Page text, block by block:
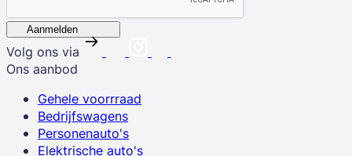
Aanmelden
Volg ons via
Ons aanbod
Gehele voorrraad
Bedrijfswagens
Personenauto's
Elektrische auto's